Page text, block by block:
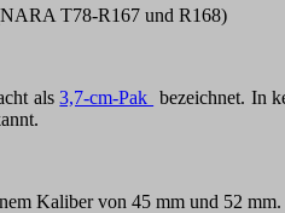
T78-R167 und R168)
als3,7-cm-Pak bezeichnet. In
Kaliber von 45 mm und 52